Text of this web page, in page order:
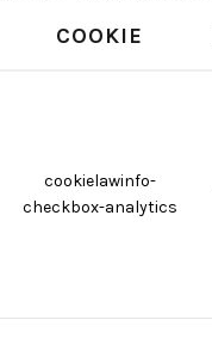
COOKIE
cookielawinfo-
checkbox-analytics